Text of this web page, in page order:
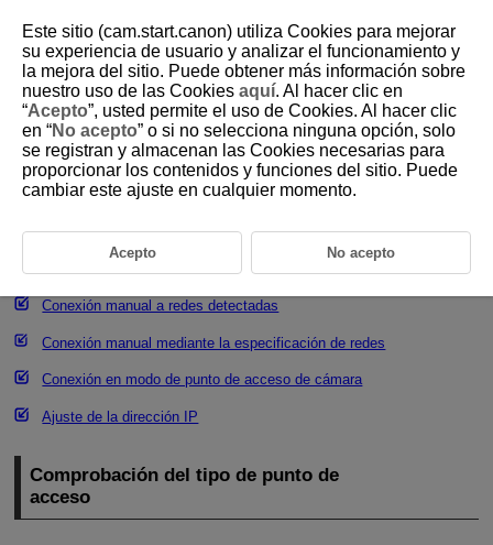
D375-170
Ajustes básicos de comunicación
Comprobación del tipo de punto de acceso
Conexión mediante WPS (modo PBC)
Conexión manual a redes detectadas
Conexión manual mediante la especificación de redes
Conexión en modo de punto de acceso de cámara
Ajuste de la dirección IP
Comprobación del tipo de punto de
acceso
Este sitio (cam.start.canon) utiliza Cookies para mejorar
su experiencia de usuario y analizar el funcionamiento y
la mejora del sitio. Puede obtener más información sobre
nuestro uso de las Cookies aquí. Al hacer clic en
“Acepto”, usted permite el uso de Cookies. Al hacer clic
en “No acepto” o si no selecciona ninguna opción, solo
se registran y almacenan las Cookies necesarias para
proporcionar los contenidos y funciones del sitio. Puede
cambiar este ajuste en cualquier momento.
Acepto No acepto